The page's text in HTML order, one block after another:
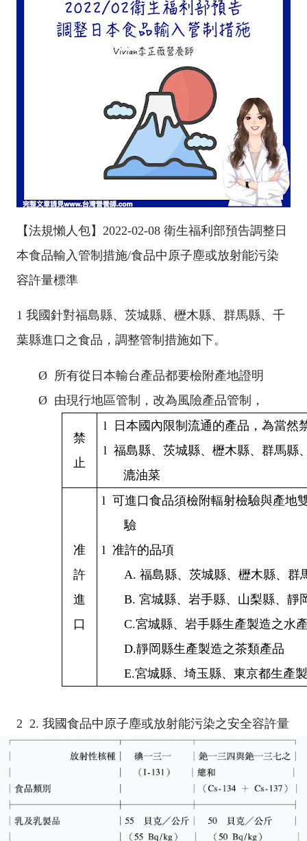
【法規懶人包】2022-02-08 衛生福利部預告調整日
本食品輸入管制措施/食品中原子塵或放射能污染
容許量標準
1 我國針對福島縣、茨城縣、櫪木縣、群馬縣、千
葉縣進口之食品，調整管制措施如下。
Ø 所有從日本輸台產品都要檢附產地證明
Ø 由現行地區管制，改為風險產品管制，
禁
止
l
日本國內限制流通的產品，為當然
l 福島縣、茨城縣、櫪木縣、群馬縣
漉油菜
准
許
進
口
l 可進口食品須檢附輻射檢驗與產地
驗
l 准許的品項
A. 福島縣、茨城縣、櫪木縣、群
B. 宮城縣、岩手縣、山梨縣、靜
C.宮城縣、岩手縣生產製造之水
D.靜岡縣生產製造之茶類產品
E.宮城縣、埼玉縣、東京都生產
2 2. 我國食品中原子塵或放射能污染之安全容許量